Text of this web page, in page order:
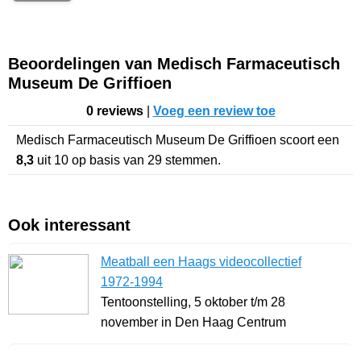
Beoordelingen van Medisch Farmaceutisch
Museum De Griffioen
0 reviews| Voeg een review toe
Medisch Farmaceutisch Museum De Griffioen scoort een
8,3 uit 10 op basis van 29 stemmen.
Ook interessant
Meatball een Haags videocollectief
1972-1994
Tentoonstelling, 5 oktober t/m 28
november in Den Haag Centrum